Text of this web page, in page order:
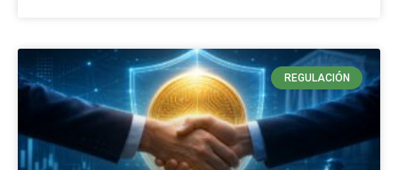
REGULACIÓN